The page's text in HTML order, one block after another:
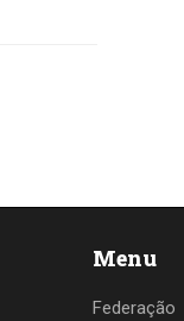
Menu
Federação